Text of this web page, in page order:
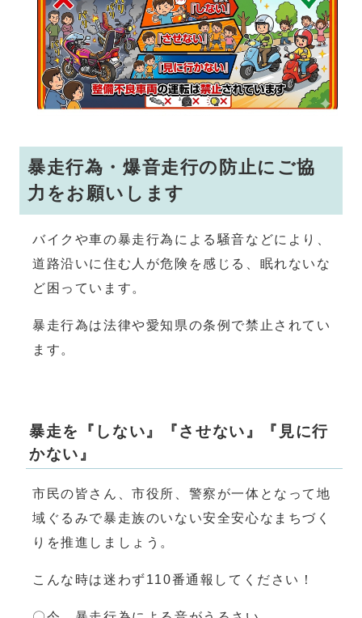
暴走行為・爆音走行の防止にご協
力をお願いします
バイクや車の暴走行為による騒音などにより、
道路沿いに住む人が危険を感じる、眠れないな
ど困っています。
暴走行為は法律や愛知県の条例で禁止されてい
ます。
暴走を『しない』『させない』『見に行
かない』
市民の皆さん、市役所、警察が一体となって地
域ぐるみで暴走族のいない安全安心なまちづく
りを推進しましょう。
こんな時は迷わず110番通報してください！